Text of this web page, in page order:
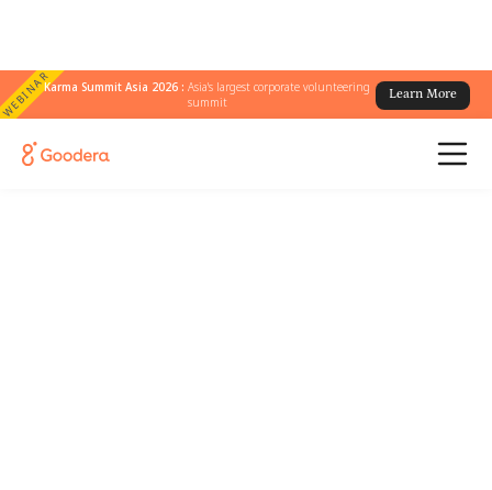
WEBINARKarma Summit Asia 2026 :Asia's largest corporate volunteering
summit
Learn More